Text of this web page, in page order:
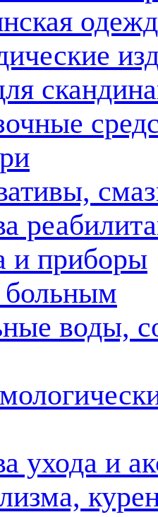
и приборы
больным
воды,
ухода и